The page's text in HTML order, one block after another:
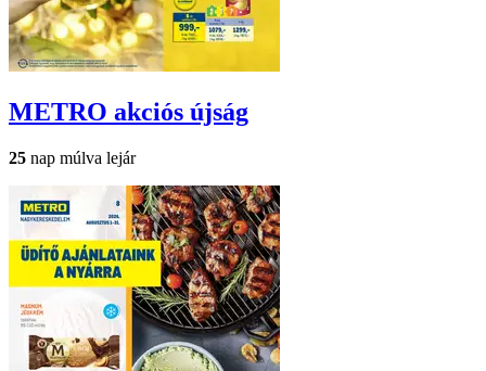
METRO akciós újság
25 nap múlva lejár